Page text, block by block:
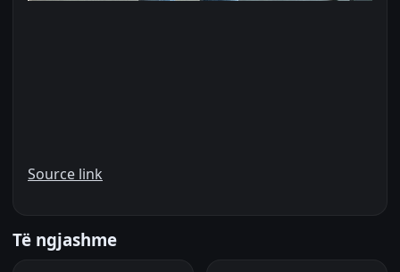
Source link
Të ngjashme